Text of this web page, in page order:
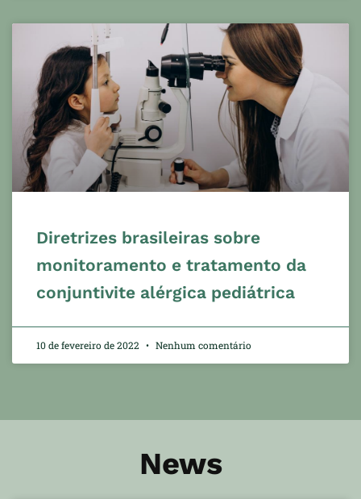
Diretrizes brasileiras sobre
monitoramento e tratamento da
conjuntivite alérgica pediátrica
10 de fevereiro de 2022 Nenhum comentário
News